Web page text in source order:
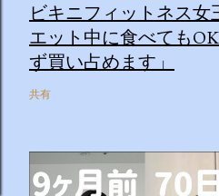
ビキニフィットネス
エット中に食べても
ず買い占めます」
共有